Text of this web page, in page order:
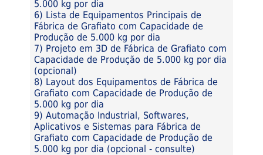
5.000 kg por dia
6) Lista de Equipamentos Principais de
Fábrica de Grafiato com Capacidade de
Produção de 5.000 kg por dia
7) Projeto em 3D de Fábrica de Grafiato com
Capacidade de Produção de 5.000 kg por dia
(opcional)
8) Layout dos Equipamentos de Fábrica de
Grafiato com Capacidade de Produção de
5.000 kg por dia
9) Automação Industrial, Softwares,
Aplicativos e Sistemas para Fábrica de
Grafiato com Capacidade de Produção de
5.000 kg por dia (opcional - consulte)